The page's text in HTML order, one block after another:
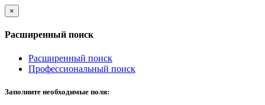
×
Расширенный поиск
Расширенный поиск
Профессиональный поиск
Заполните необходимые поля: